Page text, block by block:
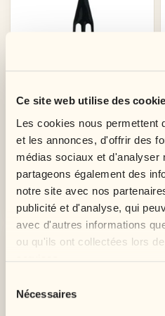
Ce site web utilise des
Les cookies nous permettent
et les annonces, d'offrir des
médias sociaux et d'analyser
partageons également des
notre site avec nos
publicité et d'analyse, qui
avec d'autres informations
ou qu'ils ont collectées lors
Nécessaires
Peigne Coiffure Homme 3 En 1
Prix
2,99 € Prix
de
base
5,98 €
Ajouter au panier
-30%